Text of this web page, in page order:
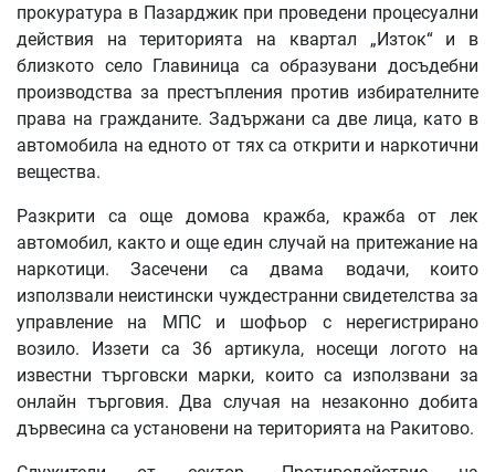
прокуратура в Пазарджик при проведени процесуални
действия на територията на квартал „Изток“ и в
близкото село Главиница са образувани досъдебни
производства за престъпления против избирателните
права на гражданите. Задържани са две лица, като в
автомобила на едното от тях са открити и наркотични
вещества.
Разкрити са още домова кражба, кражба от лек
автомобил, както и още един случай на притежание на
наркотици. Засечени са двама водачи, които
използвали неистински чуждестранни свидетелства за
управление на МПС и шофьор с нерегистрирано
возило. Иззети са 36 артикула, носещи логото на
известни търговски марки, които са използвани за
онлайн търговия. Два случая на незаконно добита
дървесина са установени на територията на Ракитово.